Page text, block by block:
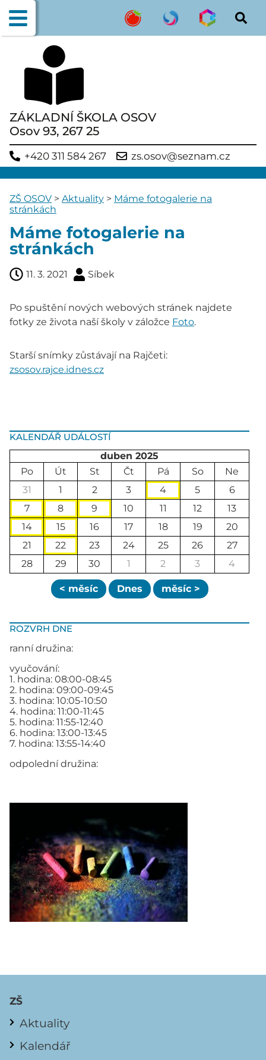
ZÁKLADNÍ ŠKOLA OSOV
Osov 93, 267 25
+420 311 584 267 zs.osov@seznam.cz
KALENDÁŘ UDÁLOSTÍ
duben 2025
Po
Út St Čt Pá So
Ne
31
1 2 3 4 5
6
7
8 9 10 11 12
13
14
15 16 17 18 19
20
21
22 23 24 25 26
27
28
29 30 1 2 3 4
< měsíc Dnes měsíc >
ROZVRH DNE
ranní družina:
vyučování:
1. hodina: 08:00-08:45
2. hodina: 09:00-09:45
3. hodina: 10:05-10:50
4. hodina: 11:00-11:45
5. hodina: 11:55-12:40
6. hodina: 13:00-13:45
7. hodina: 13:55-14:40
odpolední družina:
ZŠ OSOV > Aktuality > Máme fotogalerie na
stránkách
Máme fotogalerie na
stránkách
11. 3. 2021 Síbek
Po spuštění nových webových stránek najdete
fotky ze života naší školy v záložce Foto.
Starší snímky zůstávají na Rajčeti:
zsosov.rajce.idnes.cz
ZŠ
Aktuality
Kalendář